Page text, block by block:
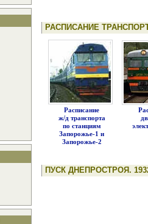
РАСПИСАНИЕ
Расписание
ж/д транспорта
по станциям
Запорожье-1 и
Запорожье-2
ПУСК ДНЕПРОСТРОЯ.